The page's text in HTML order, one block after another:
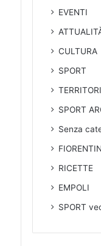
EVENTI
CULTURA
SPORT
SPORT
Senza
RICETTE
EMPOLI
SPORT